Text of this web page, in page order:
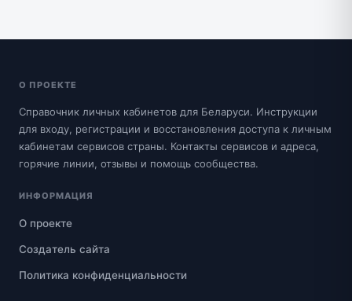
О ПРОЕКТЕ
Справочник личных кабинетов для Беларуси. Инструкции
для входу, регистрации и восстановления доступа к личным
кабинетам сервисов страны. Контакты сервисов и адреса,
горячие линии, отзывы и помощь сообщества.
ИНФОРМАЦИЯ
О проекте
Создатель сайта
Политика конфиденциальности